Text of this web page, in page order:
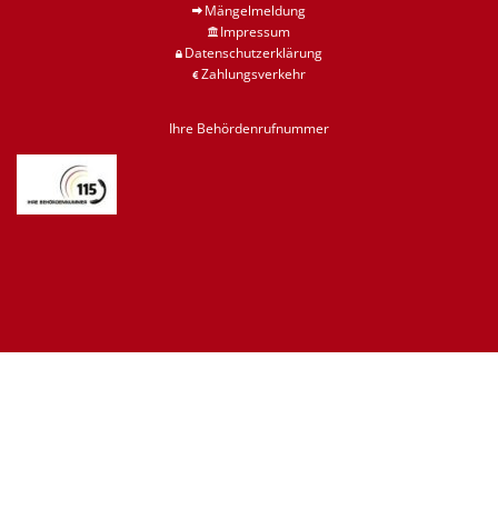
Mängelmeldung
Impressum
Datenschutzerklärung
Zahlungsverkehr
Ihre Behördenrufnummer